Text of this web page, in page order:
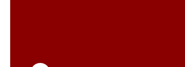
Регистар